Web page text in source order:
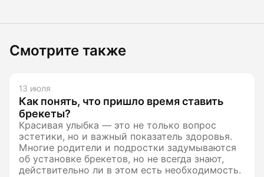
Смотрите также
13 июля
Как понять, что пришло время ставить
брекеты?
Красивая улыбка — это не только вопрос
эстетики, но и важный показатель здоровья.
Многие родители и подростки задумываются
об установке брекетов, но не всегда знают,
действительно ли в этом есть необходимость.